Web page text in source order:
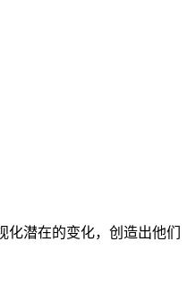
潜在的变化，创造出他们